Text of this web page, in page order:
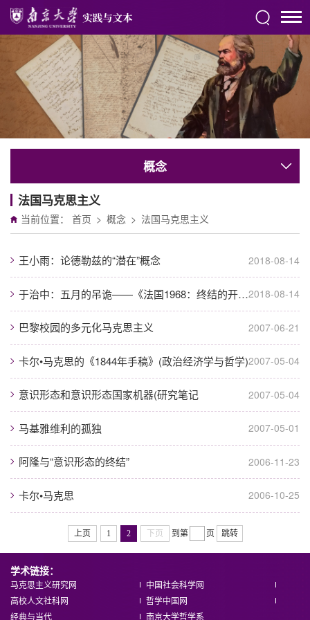
概念
法国马克思主义
当前位置： 首页 > 概念 > 法国马克思主义
王小雨：论德勒兹的“潜在”概念 2018-08-14
于治中：五月的吊诡——《法国1968：终结的开始》中文版序2018-08-14
巴黎校园的多元化马克思主义 2007-06-21
卡尔•马克思的《1844年手稿》(政治经济学与哲学)2007-05-04
意识形态和意识形态国家机器(研究笔记 2007-05-04
马基雅维利的孤独 2007-05-01
阿隆与“意识形态的终结” 2006-11-23
卡尔•马克思 2006-10-25
上页 1 2 下页 到第 页 跳转
学术链接：
马克思主义研究网
中国社会科学网
高校人文社科网
哲学中国网
经典与当代
南京大学哲学系